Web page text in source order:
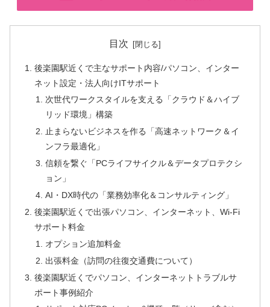
目次
後楽園駅近くで主なサポート内容/パソコン、インター
ネット設定・法人向けITサポート
次世代ワークスタイルを支える「クラウド＆ハイブ
リッド環境」構築
止まらないビジネスを作る「高速ネットワーク＆イ
ンフラ最適化」
信頼を繋ぐ「PCライフサイクル＆データプロテクシ
ョン」
AI・DX時代の「業務効率化＆コンサルティング」
後楽園駅近くで出張パソコン、インターネット、Wi-Fi
サポート料金
オプション追加料金
出張料金（訪問の往復交通費について）
後楽園駅近くでパソコン、インターネットトラブルサ
ポート事例紹介